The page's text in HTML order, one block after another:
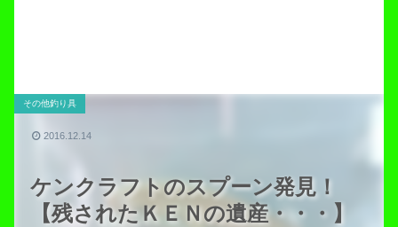
ケンクラフトのスプーン発見！
【残されたＫＥＮの遺産・・・】
その他釣り具
2016.12.14